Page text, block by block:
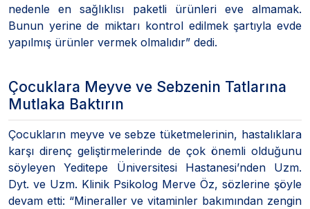
nedenle en sağlıklısı paketli ürünleri eve almamak.
Bunun yerine de miktarı kontrol edilmek şartıyla evde
yapılmış ürünler vermek olmalıdır” dedi.
Çocuklara Meyve ve Sebzenin Tatlarına
Mutlaka Baktırın
Çocukların meyve ve sebze tüketmelerinin, hastalıklara
karşı direnç geliştirmelerinde de çok önemli olduğunu
söyleyen Yeditepe Üniversitesi Hastanesi’nden Uzm.
Dyt. ve Uzm. Klinik Psikolog Merve Öz, sözlerine şöyle
devam etti: “Mineraller ve vitaminler bakımından zengin